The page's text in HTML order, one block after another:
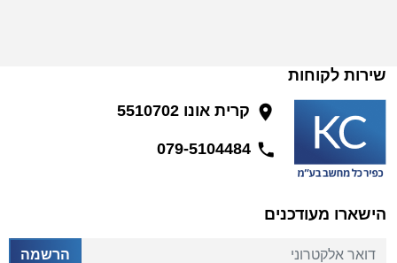
שירות לקוחות
קרית אונו 5510702
הישארו מעודכנים
דואר אלקטרוני הרשמה